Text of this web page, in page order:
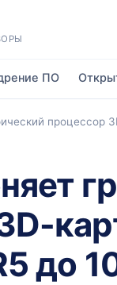
ПО
процессор
до